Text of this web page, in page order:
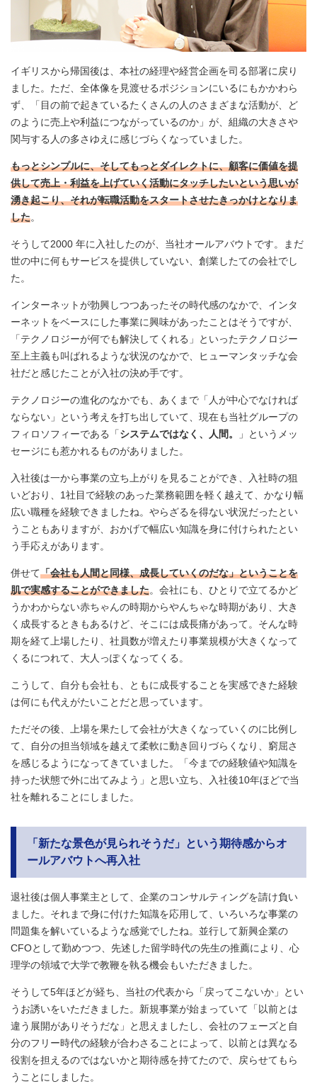
イギリスから帰国後は、本社の経理や経営企画を司る部署に戻り
ました。ただ、全体像を見渡せるポジションにいるにもかかわら
ず、「目の前で起きているたくさんの人のさまざまな活動が、ど
のように売上や利益につながっているのか」が、組織の大きさや
関与する人の多さゆえに感じづらくなっていました。
もっとシンプルに、そしてもっとダイレクトに、顧客に価値を提
供して売上・利益を上げていく活動にタッチしたいという思いが
湧き起こり、それが転職活動をスタートさせたきっかけとなりま
した。
そうして2000 年に入社したのが、当社オールアバウトです。まだ
世の中に何もサービスを提供していない、創業したての会社でし
た。
インターネットが勃興しつつあったその時代感のなかで、インタ
ーネットをベースにした事業に興味があったことはそうですが、
「テクノロジーが何でも解決してくれる」といったテクノロジー
至上主義も叫ばれるような状況のなかで、ヒューマンタッチな会
社だと感じたことが入社の決め手です。
テクノロジーの進化のなかでも、あくまで「人が中心でなければ
ならない」という考えを打ち出していて、現在も当社グループの
フィロソフィーである「システムではなく、人間。
」というメッ
セージにも惹かれるものがありました。
入社後は一から事業の立ち上がりを見ることができ、入社時の狙
いどおり、1社目で経験のあった業務範囲を軽く越えて、かなり幅
広い職種を経験できましたね。やらざるを得ない状況だったとい
うこともありますが、おかげで幅広い知識を身に付けられたとい
う手応えがあります。
併せて「会社も人間と同様、成長していくのだな」ということを
肌で実感することができました。会社にも、ひとりで立てるかど
うかわからない赤ちゃんの時期からやんちゃな時期があり、大き
く成長するときもあるけど、そこには成長痛があって。そんな時
期を経て上場したり、社員数が増えたり事業規模が大きくなって
くるにつれて、大人っぽくなってくる。
こうして、自分も会社も、ともに成長することを実感できた経験
は何にも代えがたいことだと思っています。
ただその後、上場を果たして会社が大きくなっていくのに比例し
て、自分の担当領域を越えて柔軟に動き回りづらくなり、窮屈さ
を感じるようになってきていました。「今までの経験値や知識を
持った状態で外に出てみよう」と思い立ち、入社後10年ほどで当
社を離れることにしました。
「新たな景色が見られそうだ」という期待感からオ
ールアバウトへ再入社
退社後は個人事業主として、企業のコンサルティングを請け負い
ました。それまで身に付けた知識を応用して、いろいろな事業の
問題集を解いているような感覚でしたね。並行して新興企業の
CFOとして勤めつつ、先述した留学時代の先生の推薦により、心
理学の領域で大学で教鞭を執る機会もいただきました。
そうして5年ほどが経ち、当社の代表から「戻ってこないか」とい
うお誘いをいただきました。新規事業が始まっていて「以前とは
違う展開がありそうだな」と思えましたし、会社のフェーズと自
分のフリー時代の経験が合わさることによって、以前とは異なる
役割を担えるのではないかと期待感を持てたので、戻らせてもら
うことにしました。